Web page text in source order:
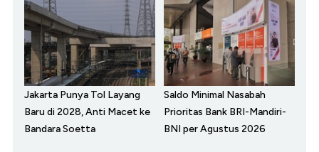
Jakarta Punya Tol Layang
Baru di 2028, Anti Macet ke
Bandara Soetta
Saldo Minimal Nasabah
Prioritas Bank BRI-Mandiri-
BNI per Agustus 2026